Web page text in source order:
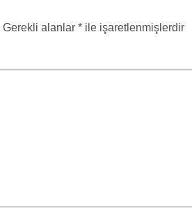
Gerekli alanlar * ile işaretlenmişlerdir